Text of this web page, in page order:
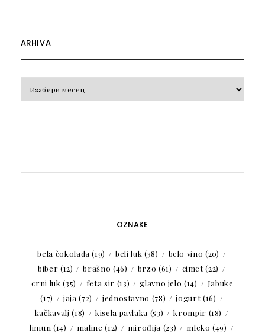
ARHIVA
OZNAKE
bela čokolada (19) beli luk (38) belo vino (20)
biber (12) brašno (46) brzo (61) cimet(22)
crni luk (35) feta sir (13) glavno jelo (14)
Jabuke
(17)
jaja (72) jednostavno (78) jogurt(16)
kačkavalj (18) kisela pavlaka (53) krompir (18)
limun (14) maline (12) mirođija (23) mleko (49)